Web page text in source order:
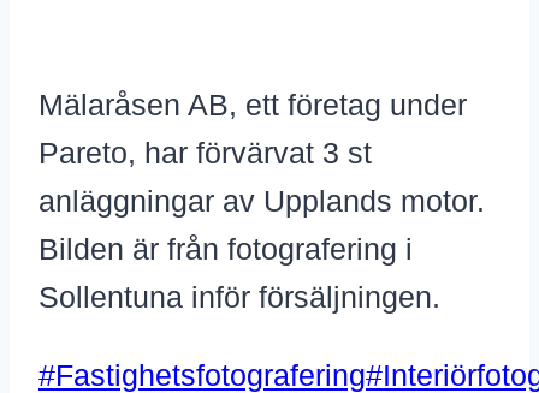
Mälaråsen AB, ett företag under
Pareto, har förvärvat 3 st
anläggningar av Upplands motor.
Bilden är från fotografering i
Sollentuna inför försäljningen.
Post
#Fastighetsfotografering#